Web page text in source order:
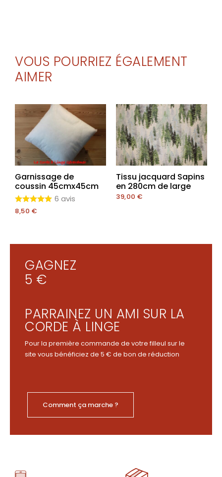
VOUS POURRIEZ ÉGALEMENT
AIMER
Garnissage de
coussin 45cmx45cm
6 avis
8,50 €
Tissu jacquard Sapins
en 280cm de large
39,00 €
GAGNEZ
5 €
PARRAINEZ UN AMI SUR LA
CORDE À LINGE
Pour la première commande de votre filleul sur le
site vous bénéficiez de 5 € de bon de réduction
Comment ça marche ?